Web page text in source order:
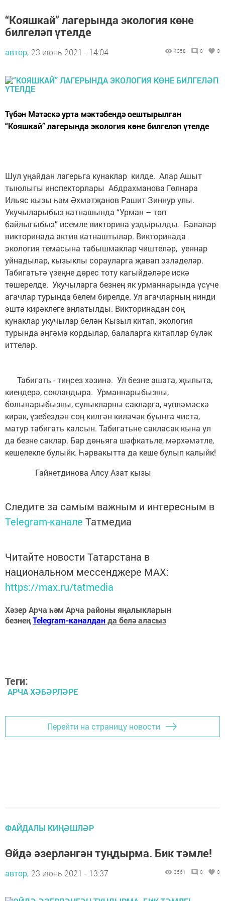
“Кояшкай” лагерында экология көне
билгеләп үтелде
автор, 23 июнь 2021 - 14:04 4358 0 0
Түбән Мәтәскә урта мәктәбендә оештырылган
“Кояшкай” лагерында экология көне билгеләп үтелде
Шул уңайдан лагерьга кунаклар килде. Алар Ашыт
тыюлыгы инспекторлары Абдрахманова Гөлнара
Ильяс кызы һәм Әхмәтҗанов Рашит Зиннур улы.
Укучыларыбыз катнашында “Урман – төп
байлыгыбыз” исемле викторина уздырылды. Балалар
викторинада актив катнаштылар. Викторинада
экология темасына табышмаклар чиштеләр, уеннар
уйнадылар, кызыклы сорауларга җавап эзләделәр.
Табигатьтә үзеңне дөрес тоту кагыйдәләре искә
төшерелде. Укучыларга безнең як урманнарында үсүче
агачлар турында белем бирелде. Ул агачларның нинди
эштә кирәклеге аңлатылды. Викторинадан соң
кунаклар укучылар белән Кызыл китап, экология
турында әңгәмә кордылар, балаларга китаплар бүләк
иттеләр.
Табигать - тиңсез хәзинә. Ул безне ашата, җылыта,
киендерә, сокландыра. Урманнарыбызны,
болынарыбызны, сулыкларны сакларга, чүпләмәскә
кирәк, үзебездән соң килгән киләчәк буынга чиста,
матур табигать калсын. Табигатьне сакласак кына ул
да безне саклар. Бар дөньяга шәфкатьле, мәрхәмәтле,
кешелекле булыйк. Һәрвакытта да кеше булып калыйк!
Гайнетдинова Алсу Азат кызы
Следите за самым важным и интересным в
Telegram-канале Татмедиа
Читайте новости Татарстана в
национальном мессенджере MАХ:
https://max.ru/tatmedia
Хәзер Арча һәм Арча районы яңалыкларын
безнеңTelegram-каналданда белә аласыз
Теги:
АРЧА ХӘБӘРЛӘРЕ
Перейти на страницу новости
ФАЙДАЛЫ КИҢӘШЛӘР
Өйдә әзерләнгән туңдырма. Бик тәмле!
автор, 23 июнь 2021 - 13:37 3561 0 0